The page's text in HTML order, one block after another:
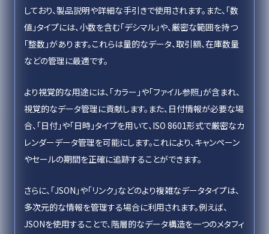
しており、製品説明や詳細な手引きで使用されます。また、「数
値」タイプには、小数を含む「デシマル」や、厳密な範囲を持つ
「整数」があります。これらは量的なデータ、取引額、在庫数量
などの管理に最適です。
より視覚的な用途には、「カラー」や「ファイル参照」が含まれ、
視覚的なデータ管理に貢献します。また、日付情報が必要な場
合、「日付」や「日時」タイプを用いて、ISO 8601形式で厳密なカ
レンダーデータ管理を可能にします。これにより、キャンペーン
やセールの期間を正確に追跡することができます。
さらに、「JSON」や「リンク」などのより複雑なデータタイプは、
多次元的な情報を管理する場合に利用されます。例えば、
JSONを使用することで、階層的なデータ構造を一つのメタフィ